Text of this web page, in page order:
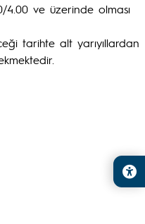
4.00 ve üzerinde olması
tarihte alt yarıyıllardan